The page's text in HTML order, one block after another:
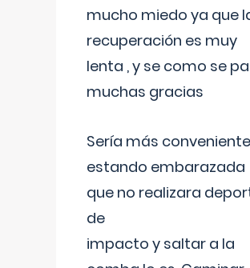
mucho miedo ya que
recuperación es muy
lenta , y se como se
muchas gracias
Sería más conveniente
estando embarazada
que no realizara
de
impacto y saltar a la